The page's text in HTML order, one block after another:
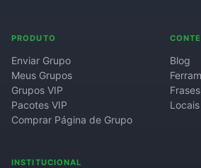
PRODUTO
Enviar Grupo
Meus Grupos
Grupos VIP
Pacotes VIP
Comprar Página de Grupo
Blog
Locais
INSTITUCIONAL